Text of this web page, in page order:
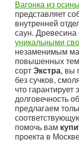
Вагонка из
представляет
внутренней
саун. Древесина
уникальными
незаменимым
повышенных
сорт Экстра, вы
без сучков,
что гарантирует
долговечность
предлагаем
помочь вам
проекта в